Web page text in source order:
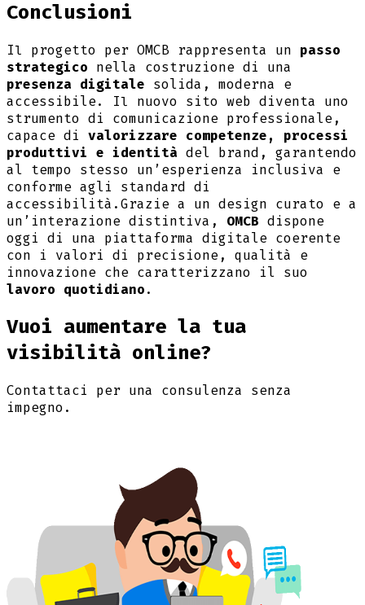
Conclusioni
Il progetto per OMCB rappresenta un passo
strategico nella costruzione di una
presenza digitale solida, moderna e
accessibile. Il nuovo sito web diventa uno
strumento di comunicazione professionale,
capace di valorizzare competenze, processi
produttivi e identità del brand, garantendo
al tempo stesso un’esperienza inclusiva e
conforme agli standard di
accessibilità.Grazie a un design curato e a
un’interazione distintiva, OMCB dispone
oggi di una piattaforma digitale coerente
con i valori di precisione, qualità e
innovazione che caratterizzano il suo
lavoro quotidiano.
Vuoi aumentare la tua
visibilità online?
Contattaci per una consulenza senza
impegno.